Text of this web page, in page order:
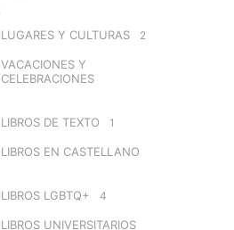
LUGARES Y CULTURAS 2
VACACIONES Y
CELEBRACIONES
LIBROS DE TEXTO 1
LIBROS EN CASTELLANO
LIBROS LGBTQ+ 4
LIBROS UNIVERSITARIOS